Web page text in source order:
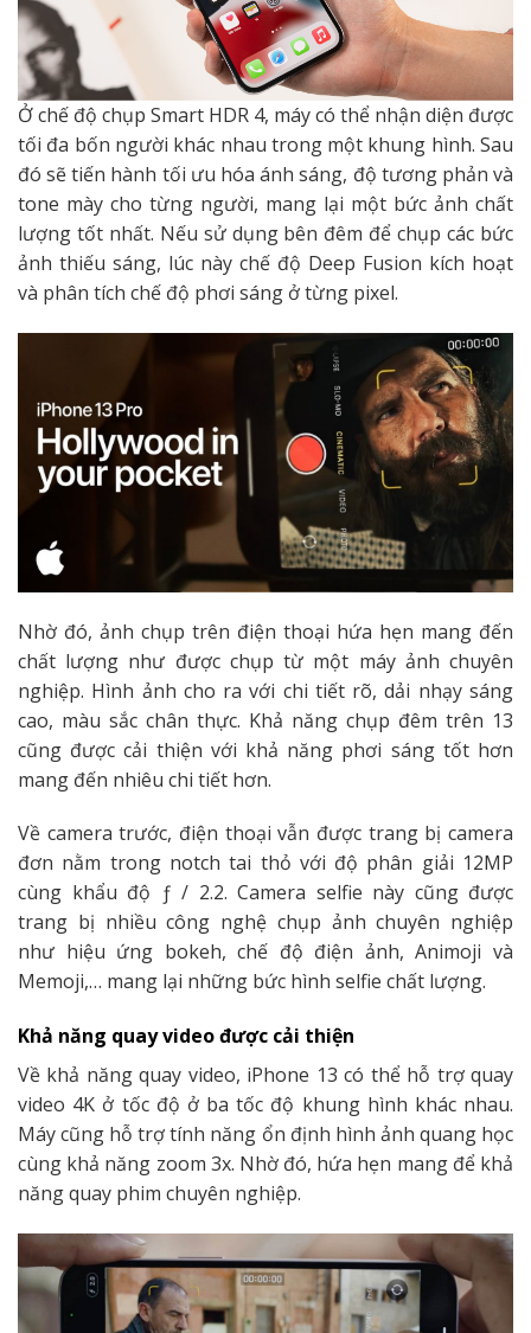
Ở chế độ chụp Smart HDR 4, máy có thể nhận diện được
tối đa bốn người khác nhau trong một khung hình. Sau
đó sẽ tiến hành tối ưu hóa ánh sáng, độ tương phản và
tone mày cho từng người, mang lại một bức ảnh chất
lượng tốt nhất. Nếu sử dụng bên đêm để chụp các bức
ảnh thiếu sáng, lúc này chế độ Deep Fusion kích hoạt
và phân tích chế độ phơi sáng ở từng pixel.
Nhờ đó, ảnh chụp trên điện thoại hứa hẹn mang đến
chất lượng như được chụp từ một máy ảnh chuyên
nghiệp. Hình ảnh cho ra với chi tiết rõ, dải nhạy sáng
cao, màu sắc chân thực. Khả năng chụp đêm trên 13
cũng được cải thiện với khả năng phơi sáng tốt hơn
mang đến nhiêu chi tiết hơn.
Về camera trước, điện thoại vẫn được trang bị camera
đơn nằm trong notch tai thỏ với độ phân giải 12MP
cùng khẩu độ ƒ / 2.2. Camera selfie này cũng được
trang bị nhiều công nghệ chụp ảnh chuyên nghiệp
như hiệu ứng bokeh, chế độ điện ảnh, Animoji và
Memoji,… mang lại những bức hình selfie chất lượng.
Khả năng quay video được cải thiện
Về khả năng quay video, iPhone 13 có thể hỗ trợ quay
video 4K ở tốc độ ở ba tốc độ khung hình khác nhau.
Máy cũng hỗ trợ tính năng ổn định hình ảnh quang học
cùng khả năng zoom 3x. Nhờ đó, hứa hẹn mang để khả
năng quay phim chuyên nghiệp.